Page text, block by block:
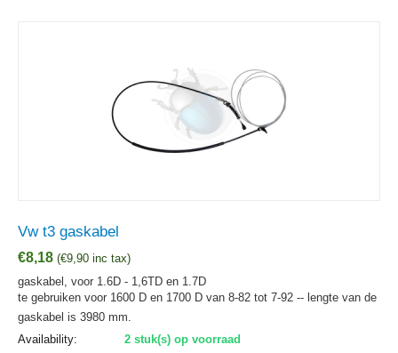
Vw t3 gaskabel
€8,18 (€9,90 inc tax)
gaskabel, voor 1.6D - 1,6TD en 1.7D
te gebruiken voor 1600 D en 1700 D van 8-82 tot 7-92 -- lengte van de
gaskabel is 3980 mm.
Availability:
2 stuk(s) op voorraad